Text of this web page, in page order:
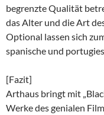
begrenzte Qualität
das Alter und die Art
Optional lassen sich
spanische und
[Fazit]
Arthaus bringt mit
Werke des genialen